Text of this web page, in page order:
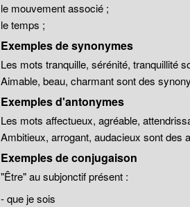
le mouvement associé ;
le temps ;
Exemples de synonymes
Les mots tranquille, sérénité, tranquillité
Aimable, beau, charmant sont des
Exemples d'antonymes
Les mots affectueux, agréable,
Ambitieux, arrogant, audacieux sont des
Exemples de conjugaison
"Être" au subjonctif présent :
- que je sois